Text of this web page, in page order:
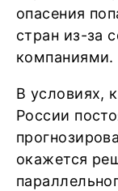
опасения
стран из-за
компаниями.
В условиях,
России
окажется